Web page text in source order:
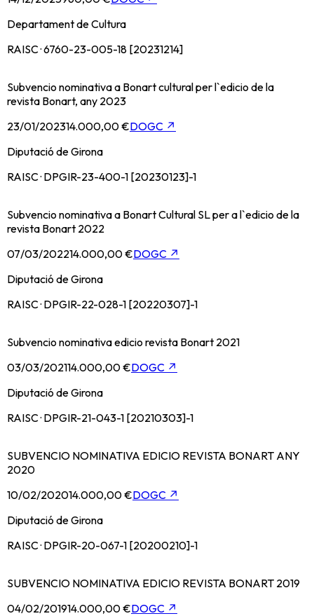
Departament de Cultura
RAISC · 6760-23-005-18 [20231214]
Subvencio nominativa a Bonart cultural per l`edicio de la
revista Bonart, any 2023
23/01/202314.000,00 €DOGC ↗
Diputació de Girona
RAISC · DPGIR-23-400-1 [20230123]-1
Subvencio nominativa a Bonart Cultural SL per a l`edicio de la
revista Bonart 2022
07/03/202214.000,00 €DOGC ↗
Diputació de Girona
RAISC · DPGIR-22-028-1 [20220307]-1
Subvencio nominativa edicio revista Bonart 2021
03/03/202114.000,00 €DOGC ↗
Diputació de Girona
RAISC · DPGIR-21-043-1 [20210303]-1
SUBVENCIO NOMINATIVA EDICIO REVISTA BONART ANY
2020
10/02/202014.000,00 €DOGC ↗
Diputació de Girona
RAISC · DPGIR-20-067-1 [20200210]-1
SUBVENCIO NOMINATIVA EDICIO REVISTA BONART 2019
04/02/201914.000,00 €DOGC ↗